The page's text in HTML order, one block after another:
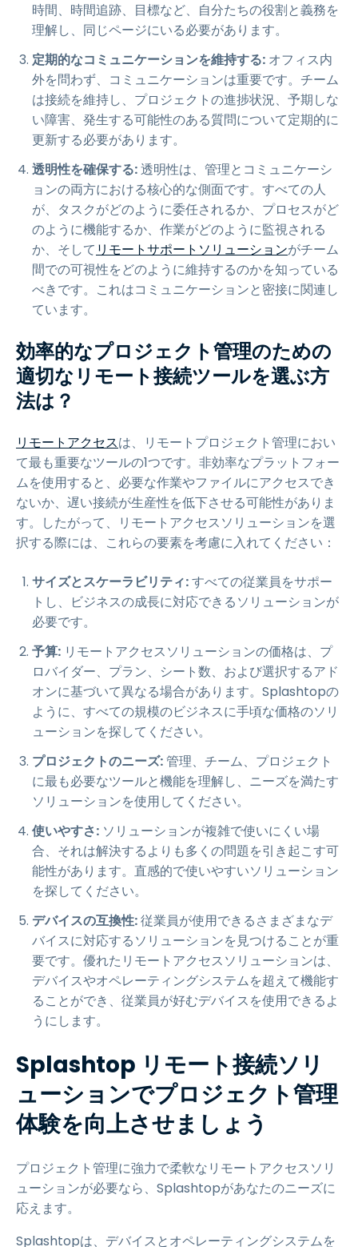
時間、時間追跡、目標など、自分たちの役割と義務を
理解し、同じページにいる必要があります。
定期的なコミュニケーションを維持する: オフィス内
外を問わず、コミュニケーションは重要です。チーム
は接続を維持し、プロジェクトの進捗状況、予期しな
い障害、発生する可能性のある質問について定期的に
更新する必要があります。
透明性を確保する:透明性は、管理とコミュニケーシ
ョンの両方における核心的な側面です。すべての人
が、タスクがどのように委任されるか、プロセスがど
のように機能するか、作業がどのように監視される
か、そして リモートサポートソリューションがチーム
間での可視性をどのように維持するのかを知っている
べきです。これはコミュニケーションと密接に関連し
ています。
効率的なプロジェクト管理のための
適切なリモート接続ツールを選ぶ方
法は？
リモートアクセスは、リモートプロジェクト管理におい
て最も重要なツールの1つです。非効率なプラットフォー
ムを使用すると、必要な作業やファイルにアクセスでき
ないか、遅い接続が生産性を低下させる可能性がありま
す。したがって、リモートアクセスソリューションを選
択する際には、これらの要素を考慮に入れてください：
サイズとスケーラビリティ:すべての従業員をサポー
トし、ビジネスの成長に対応できるソリューションが
必要です。
予算: リモートアクセスソリューションの価格は、プ
ロバイダー、プラン、シート数、および選択するアド
オンに基づいて異なる場合があります。Splashtopの
ように、すべての規模のビジネスに手頃な価格のソリ
ューションを探してください。
プロジェクトのニーズ:管理、チーム、プロジェクト
に最も必要なツールと機能を理解し、ニーズを満たす
ソリューションを使用してください。
使いやすさ: ソリューションが複雑で使いにくい場
合、それは解決するよりも多くの問題を引き起こす可
能性があります。直感的で使いやすいソリューション
を探してください。
デバイスの互換性:従業員が使用できるさまざまなデ
バイスに対応するソリューションを見つけることが重
要です。優れたリモートアクセスソリューションは、
デバイスやオペレーティングシステムを超えて機能す
ることができ、従業員が好むデバイスを使用できるよ
うにします。
Splashtop リモート接続ソリ
ューションでプロジェクト管理
体験を向上させましょう
プロジェクト管理に強力で柔軟なリモートアクセスソリ
ューションが必要なら、Splashtopがあなたのニーズに
応えます。
Splashtopは、デバイスとオペレーティングシステムを